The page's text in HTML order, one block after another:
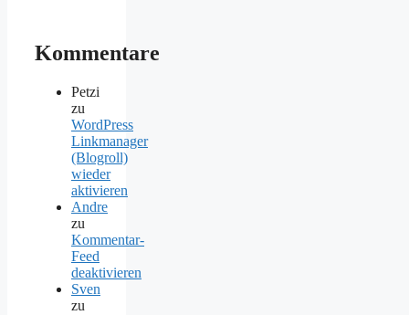
Kommentare
Petzi
zu
WordPress
Linkmanager
(Blogroll)
wieder
aktivieren
Andre
zu
Kommentar-
Feed
deaktivieren
Sven
zu